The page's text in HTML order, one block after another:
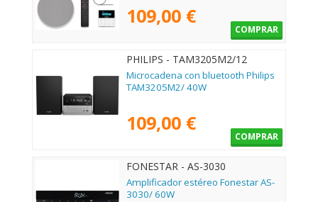
109,00 €
COMPRAR
PHILIPS - TAM3205M2/12
Microcadena con bluetooth Philips
TAM3205M2/ 40W
109,00 €
COMPRAR
FONESTAR - AS-3030
Amplificador estéreo Fonestar AS-
3030/ 60W